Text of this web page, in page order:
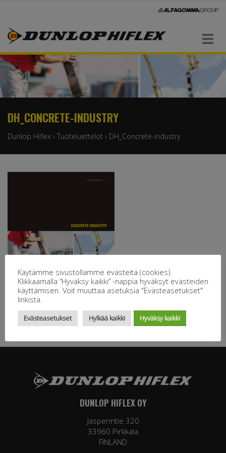
Navigaatio
DH_CONCRETE-INDUSTRY
Dunlop Hiflex › Tuoteluettelot › DH_Concrete-industry
DUNLOP HIFLEX OY
Jasperintie 320
33960 Pirkkala
FINLAND
Käytämme sivustollamme evästeitä (cookies).
Klikkaamalla “Hyväksy kaikki” -nappia hyväksyt evästeiden
käyttämisen. Voit muuttaa asetuksia "Evästeasetukset"
linkistä.
Evästeasetukset Hylkää kaikki Hyväksy kaikki